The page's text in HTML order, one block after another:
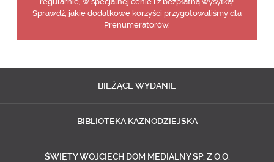
Sprawdź, jakie dodatkowe korzyści przygotowaliśmy dla
Prenumeratorów.
BIEŻĄCE WYDANIE
BIBLIOTEKA KAZNODZIEJSKA
ŚWIĘTY WOJCIECH DOM MEDIALNY SP. Z O.O.